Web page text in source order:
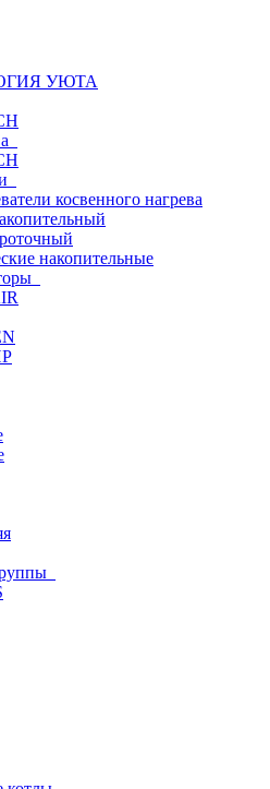
УЮТА
косвенного нагрева
накопительные